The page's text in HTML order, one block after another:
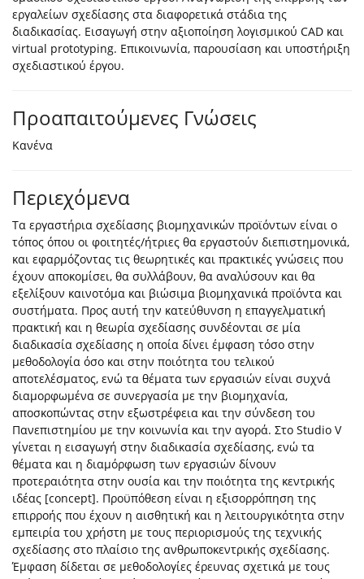
εργαλείων σχεδίασης στα διαφορετικά στάδια της
διαδικασίας. Εισαγωγή στην αξιοποίηση λογισμικού CAD και
virtual prototyping. Επικοινωνία, παρουσίαση και υποστήριξη
σχεδιαστικού έργου.
Προαπαιτούμενες Γνώσεις
Κανένα
Περιεχόμενα
Τα εργαστήρια σχεδίασης βιομηχανικών προϊόντων είναι ο
τόπος όπου οι φοιτητές/ήτριες θα εργαστούν διεπιστημονικά,
και εφαρμόζοντας τις θεωρητικές και πρακτικές γνώσεις που
έχουν αποκομίσει, θα συλλάβουν, θα αναλύσουν και θα
εξελίξουν καινοτόμα και βιώσιμα βιομηχανικά προϊόντα και
συστήματα. Προς αυτή την κατεύθυνση η επαγγελματική
πρακτική και η θεωρία σχεδίασης συνδέονται σε μία
διαδικασία σχεδίασης η οποία δίνει έμφαση τόσο στην
μεθοδολογία όσο και στην ποιότητα του τελικού
αποτελέσματος, ενώ τα θέματα των εργασιών είναι συχνά
διαμορφωμένα σε συνεργασία με την βιομηχανία,
αποσκοπώντας στην εξωστρέφεια και την σύνδεση του
Πανεπιστημίου με την κοινωνία και την αγορά. Στο Studio V
γίνεται η εισαγωγή στην διαδικασία σχεδίασης, ενώ τα
θέματα και η διαμόρφωση των εργασιών δίνουν
προτεραιότητα στην ουσία και την ποιότητα της κεντρικής
ιδέας [concept]. Προϋπόθεση είναι η εξισορρόπηση της
επιρροής που έχουν η αισθητική και η λειτουργικότητα στην
εμπειρία του χρήστη με τους περιορισμούς της τεχνικής
σχεδίασης στο πλαίσιο της ανθρωποκεντρικής σχεδίασης.
Έμφαση δίδεται σε μεθοδολογίες έρευνας σχετικά με τους